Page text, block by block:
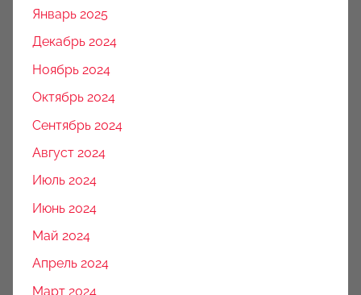
Январь 2025
Декабрь 2024
Ноябрь 2024
Октябрь 2024
Сентябрь 2024
Август 2024
Июль 2024
Июнь 2024
Май 2024
Апрель 2024
Март 2024